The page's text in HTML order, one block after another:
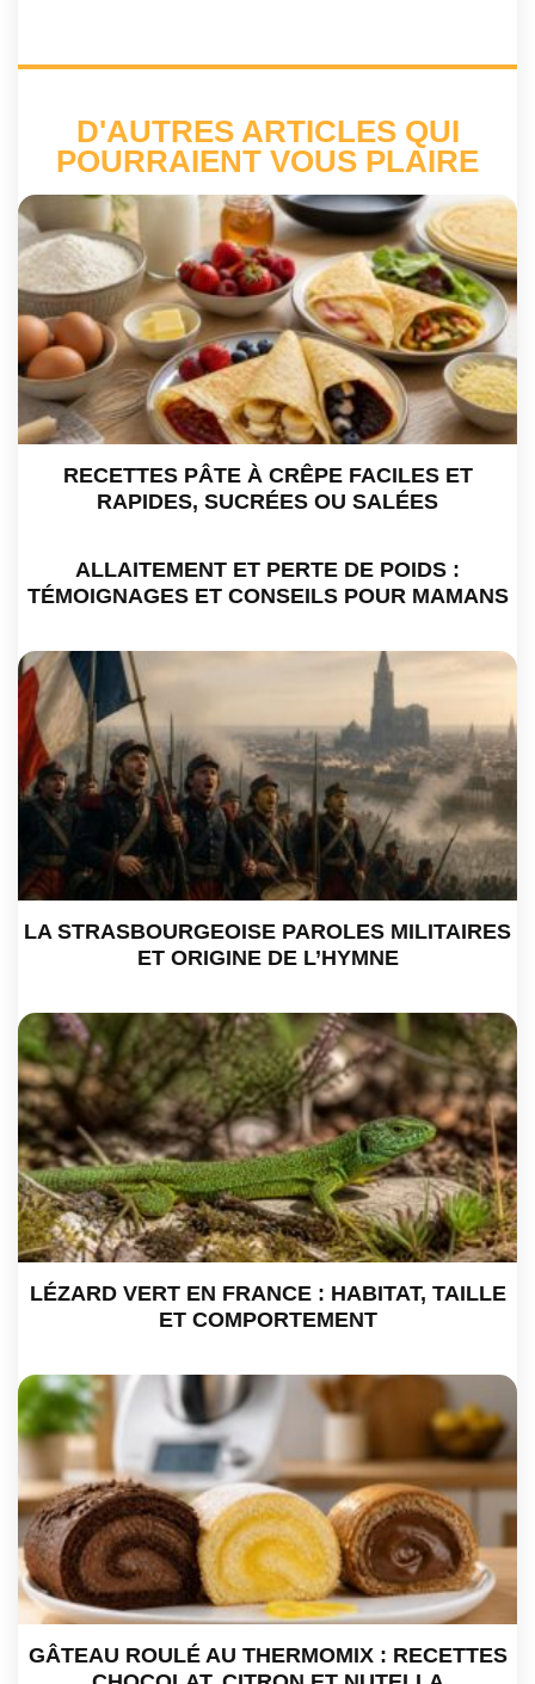
D'AUTRES ARTICLES QUI
POURRAIENT VOUS PLAIRE
RECETTES PÂTE À CRÊPE FACILES ET
RAPIDES, SUCRÉES OU SALÉES
ALLAITEMENT ET PERTE DE POIDS :
TÉMOIGNAGES ET CONSEILS POUR MAMANS
LA STRASBOURGEOISE PAROLES MILITAIRES
ET ORIGINE DE L’HYMNE
LÉZARD VERT EN FRANCE : HABITAT, TAILLE
ET COMPORTEMENT
GÂTEAU ROULÉ AU THERMOMIX : RECETTES